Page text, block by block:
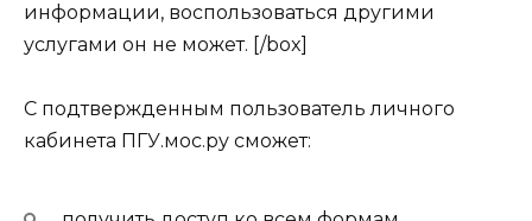
информации, воспользоваться другими
услугами он не может. [/box]
С подтвержденным пользователь личного
кабинета ПГУ.мос.ру сможет: